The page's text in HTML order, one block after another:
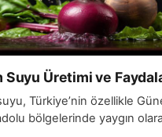
Suyu Üretimi ve
Türkiye’nin özellikle
bölgelerinde yaygın